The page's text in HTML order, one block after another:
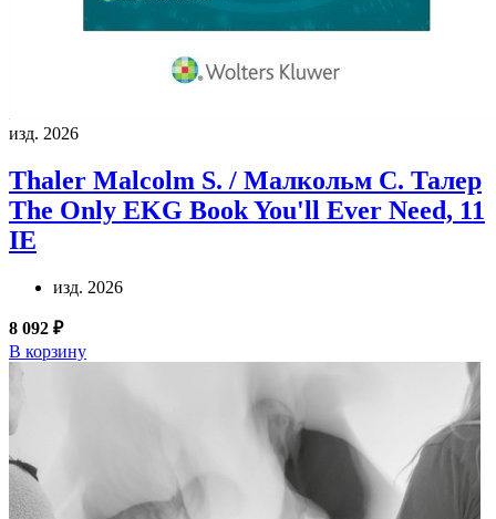
изд. 2026
Thaler Malcolm S. / Малкольм С. Талер
The Only EKG Book You'll Ever Need, 11
IE
изд. 2026
8 092 ₽
В корзину